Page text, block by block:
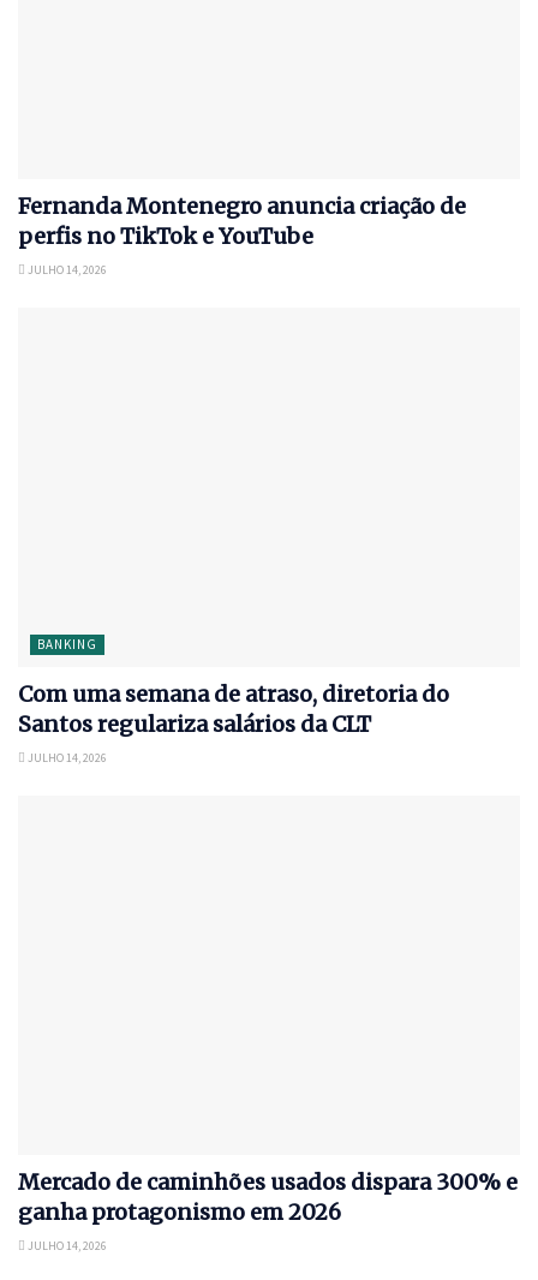
Fernanda Montenegro anuncia criação de
perfis no TikTok e YouTube
JULHO 14, 2026
BANKING
Com uma semana de atraso, diretoria do
Santos regulariza salários da CLT
JULHO 14, 2026
Mercado de caminhões usados dispara 300% e
ganha protagonismo em 2026
JULHO 14, 2026